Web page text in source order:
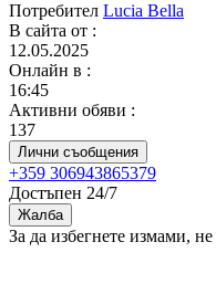
Потребител Lucia Bella
В сайта от :
12.05.2025
Онлайн в :
16:45
Активни обяви :
137
Лични съобщения
+359 306943865379
Достъпен 24/7
Жалба
За да избегнете измами,